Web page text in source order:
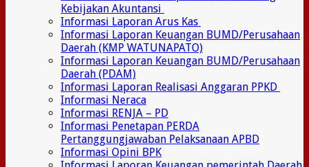
Kebijakan Akuntansi
Informasi Laporan Arus Kas
Informasi Laporan Keuangan BUMD/Perusahaan
Daerah (KMP WATUNAPATO)
Informasi Laporan Keuangan BUMD/Perusahaan
Daerah (PDAM)
Informasi Laporan Realisasi Anggaran PPKD
Informasi Neraca
Informasi RENJA – PD
Informasi Penetapan PERDA
Pertanggungjawaban Pelaksanaan APBD
Informasi Opini BPK